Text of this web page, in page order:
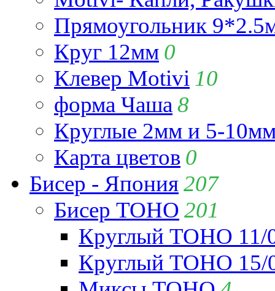
Прямоугольник
Круг 12мм 0
Клевер Motivi 10
форма Чаша 8
Круглые 2мм и 5-
Карта цветов 0
Бисер - Япония207
Бисер TOHO 201
Круглый TOHO 11/
Круглый TOHO 15/